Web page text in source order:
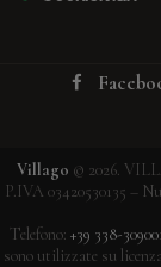
Villago © 2026.
P.IVA 03420530135 –
Telefono: +39 338-
sono utilizzate su